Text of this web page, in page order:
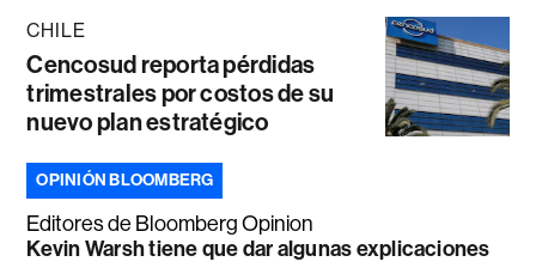
CHILE
Cencosud reporta pérdidas
trimestrales por costos de su
nuevo plan estratégico
OPINIÓN BLOOMBERG
Editores de Bloomberg Opinion
Kevin Warsh tiene que dar algunas explicaciones